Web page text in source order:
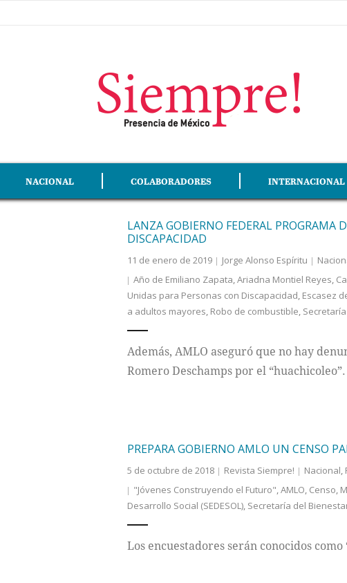
NACIONAL COLABORADORES INTERNACIONAL
LANZA GOBIERNO FEDERAL PROGRAMA
DISCAPACIDAD
11 de enero de 2019 Jorge Alonso Espíritu
Año de Emiliano Zapata,Ariadna Montiel Reyes,
Unidas para Personas con Discapacidad, Escasez
a adultos mayores, Robo de combustible,
Además, AMLO aseguró que no hay
Romero Deschamps por el “huachicoleo”.
PREPARA GOBIERNO AMLO UN CENSO
5 de octubre de 2018 Revista Siempre! Nacional,
"Jóvenes Construyendo el Futuro",AMLO, Censo,
Desarrollo Social (SEDESOL), Secretaría del
Los encuestadores serán conocidos